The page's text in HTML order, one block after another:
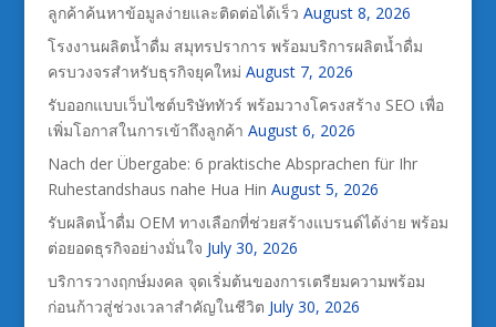
ลูกค้าค้นหาข้อมูลง่ายและติดต่อได้เร็ว August 8, 2026
โรงงานผลิตน้ำดื่ม สมุทรปราการ พร้อมบริการผลิตน้ำดื่ม
ครบวงจรสำหรับธุรกิจยุคใหม่ August 7, 2026
รับออกแบบเว็บไซต์บริษัททัวร์ พร้อมวางโครงสร้าง SEO เพื่อ
เพิ่มโอกาสในการเข้าถึงลูกค้า August 6, 2026
Nach der Übergabe: 6 praktische Absprachen für Ihr
Ruhestandshaus nahe Hua Hin August 5, 2026
รับผลิตน้ำดื่ม OEM ทางเลือกที่ช่วยสร้างแบรนด์ได้ง่าย พร้อม
ต่อยอดธุรกิจอย่างมั่นใจ July 30, 2026
บริการวางฤกษ์มงคล จุดเริ่มต้นของการเตรียมความพร้อม
ก่อนก้าวสู่ช่วงเวลาสำคัญในชีวิต July 30, 2026